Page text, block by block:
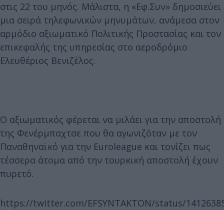
στις 22 του μηνός. Μάλιστα, η «Εφ.Συν» δημοσιεύει
μια σειρά τηλεφωνικών μηνυμάτων, ανάμεσα στον
αρμόδιο αξιωματικό Πολιτικής Προστασίας και τον
επικεφαλής της υπηρεσίας στο αεροδρόμιο
Ελευθέριος Βενιζέλος.
Ο αξιωματικός φέρεται να μιλάει για την αποστολή
της Φενέρμπαχτσε που θα αγωνιζόταν με τον
Παναθηναϊκό για την Euroleague και τονίζει πως
τέσσερα άτομα από την τουρκική αποστολή έχουν
πυρετό.
https://twitter.com/EFSYNTAKTON/status/